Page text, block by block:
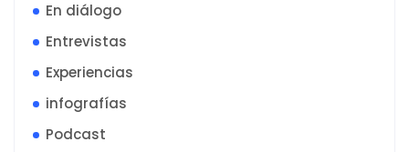
En diálogo
Entrevistas
Experiencias
infografías
Podcast